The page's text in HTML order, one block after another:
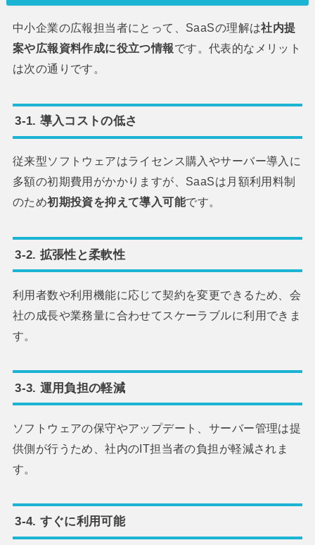
中小企業の広報担当者にとって、SaaSの理解は社内提
案や広報資料作成に役立つ情報です。代表的なメリット
は次の通りです。
3-1. 導入コストの低さ
従来型ソフトウェアはライセンス購入やサーバー導入に
多額の初期費用がかかりますが、SaaSは月額利用料制
のため初期投資を抑えて導入可能です。
3-2. 拡張性と柔軟性
利用者数や利用機能に応じて契約を変更できるため、会
社の成長や業務量に合わせてスケーラブルに利用できま
す。
3-3. 運用負担の軽減
ソフトウェアの保守やアップデート、サーバー管理は提
供側が行うため、社内のIT担当者の負担が軽減されま
す。
3-4. すぐに利用可能